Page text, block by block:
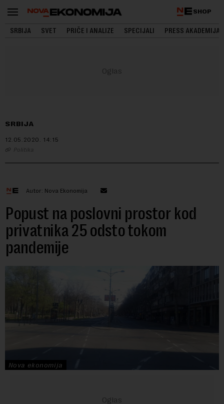
SHOP
SRBIJA SVET PRIČE I ANALIZE SPECIJALI PRESS AKADEMIJA
SRBIJA
12.05.2020. 14:15
Politika
Autor: Nova Ekonomija
Popust na poslovni prostor kod
privatnika 25 odsto tokom
pandemije
Nova ekonomija